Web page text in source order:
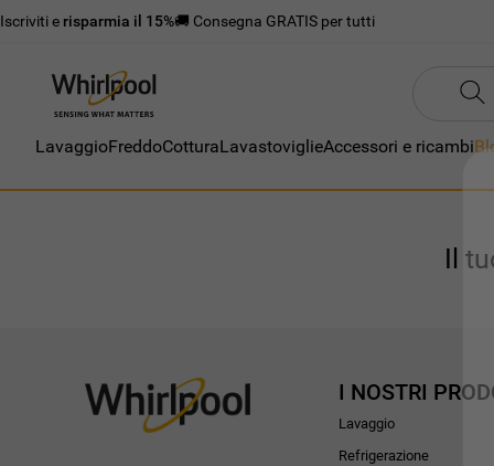
Iscriviti e risparmia il 15%🚚 Consegna GRATIS per tutti
LavaggioFreddoCotturaLavastoviglieAccessori e ricambi
Il
I NOSTRI
Lavaggio
Refrigerazione